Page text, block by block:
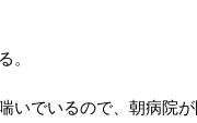
。
いでいるので、朝病院